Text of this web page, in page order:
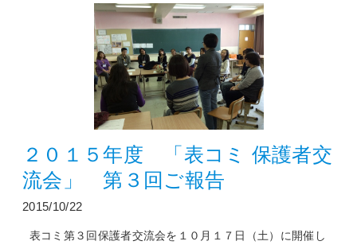
２０１５年度 「表コミ 保護者交
流会」 第３回ご報告
2015/10/22
表コミ第３回保護者交流会を１０月１７日（土）に開催し